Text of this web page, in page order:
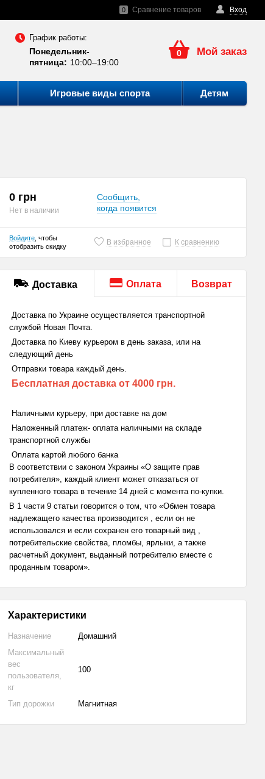
Вход
0 Сравнение товаров
График работы:
Понедельник-
пятница: 10:00–19:00
0 Мой заказ
Игровые виды спорта Детям
0 грн
Нет в наличии
Сообщить,
когда появится
Войдите , чтобы
отобразить скидку
В избранное К сравнению
Доставка Оплата Возврат
Доставка по Украине осуществляется транспортной
службой Новая Почта.
Доставка по Киеву курьером в день заказа, или на
следующий день
Отправки товара каждый день.
Бесплатная доставка от 4000 грн.
Наличными курьеру, при доставке на дом
Наложенный платеж- оплата наличными на складе
транспортной службы
Оплата картой любого банка
В соответствии с законом Украины «О защите прав
потребителя», каждый клиент может отказаться от
купленного товара в течение 14 дней с момента по-купки.
В 1 части 9 статьи говорится о том, что «Обмен товара
надлежащего качества производится , если он не
использовался и если сохранен его товарный вид ,
потребительские свойства, пломбы, ярлыки, а также
расчетный документ, выданный потребителю вместе с
проданным товаром».
Характеристики
Назначение
Домашний
Максимальный
вес
пользователя,
кг
100
Тип дорожки Магнитная